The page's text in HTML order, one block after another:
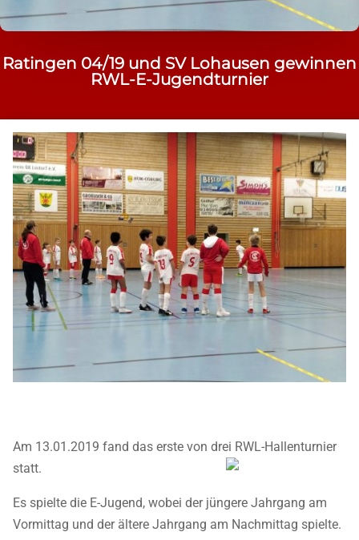
Ratingen 04/19 und SV Lohausen gewinnen
RWL-E-Jugendturnier
Am 13.01.2019 fand das erste von drei RWL-Hallenturnier
statt.
Es spielte die E-Jugend, wobei der jüngere Jahrgang am
Vormittag und der ältere Jahrgang am Nachmittag spielte.